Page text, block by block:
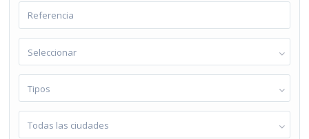
Seleccionar
Tipos
Todas las ciudades